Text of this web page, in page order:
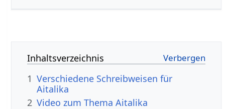
Inhaltsverzeichnis
1 Verschiedene Schreibweisen für
Aitalika
2 Video zum Thema Aitalika